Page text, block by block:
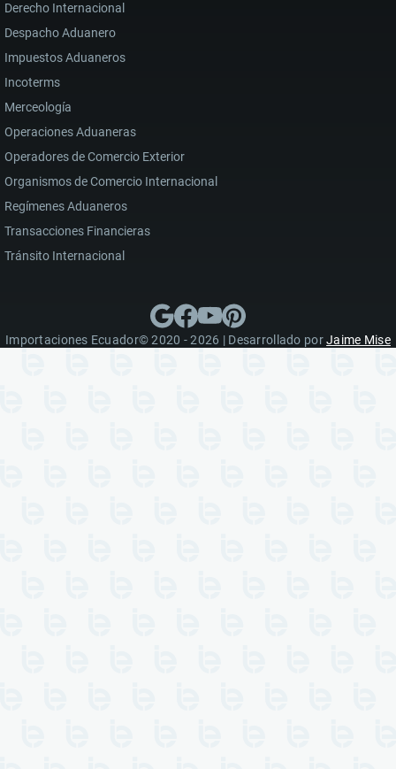
Derecho Internacional
Despacho Aduanero
Impuestos Aduaneros
Incoterms
Merceología
Operaciones Aduaneras
Operadores de Comercio Exterior
Organismos de Comercio Internacional
Regímenes Aduaneros
Transacciones Financieras
Tránsito Internacional
Importaciones Ecuador© 2020 - 2026 | Desarrollado porJaime Mise